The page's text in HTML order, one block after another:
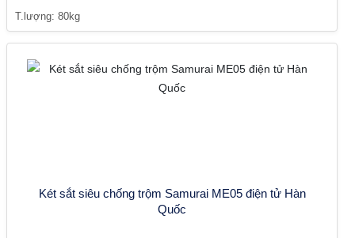
T.lượng: 80kg
Két sắt siêu chống trộm Samurai ME05 điện tử Hàn
Quốc